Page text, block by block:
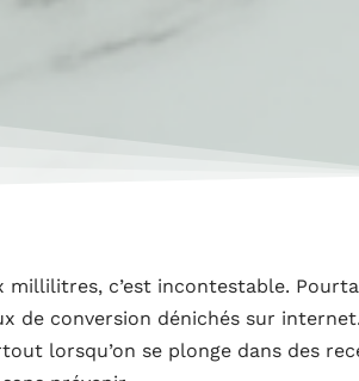
millilitres, c’est incontestable.
de conversion dénichés sur
lorsqu’on se plonge dans des